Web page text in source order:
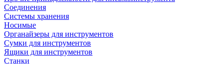
Соединения
Системы хранения
Носимые
Органайзеры для инструментов
Сумки для инструментов
Ящики для инструментов
Станки